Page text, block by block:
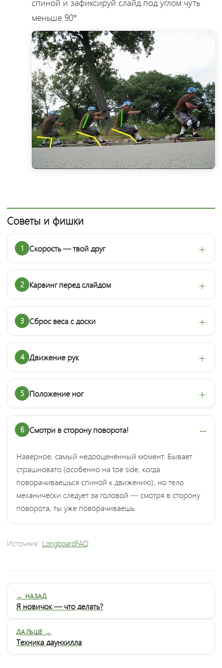
спиной и зафиксируй слайд под углом чуть
меньше 90°.
Советы и фишки
1 Скорость — твой друг
2 Карвинг перед слайдом
3 Сброс веса с доски
4 Движение рук
5 Положение ног
6 Смотри в сторону поворота!
Наверное, самый недооценённый момент. Бывает
страшновато (особенно на toe side, когда
поворачиваешься спиной к движению), но тело
механически следует за головой — смотря в сторону
поворота, ты уже поворачиваешь.
Источник: LongboardFAQ
← НАЗАД
Я новичок — что делать?
ДАЛЬШЕ →
Техника даунхилла